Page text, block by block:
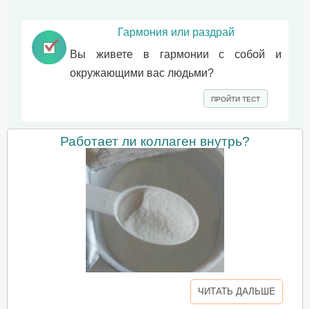
Гармония или раздрай
Вы живете в гармонии с собой и
окружающими вас людьми?
ПРОЙТИ ТЕСТ
Работает ли коллаген внутрь?
ЧИТАТЬ ДАЛЬШЕ